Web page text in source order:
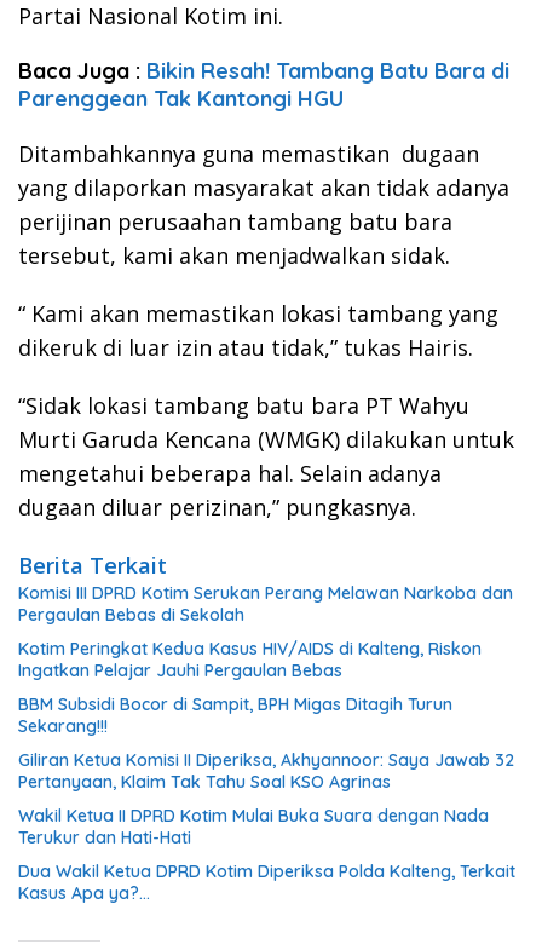
Partai Nasional Kotim ini.
Baca Juga : Bikin Resah! Tambang Batu Bara di
Parenggean Tak Kantongi HGU
Ditambahkannya guna memastikan dugaan
yang dilaporkan masyarakat akan tidak adanya
perijinan perusaahan tambang batu bara
tersebut, kami akan menjadwalkan sidak.
“ Kami akan memastikan lokasi tambang yang
dikeruk di luar izin atau tidak,” tukas Hairis.
“Sidak lokasi tambang batu bara PT Wahyu
Murti Garuda Kencana (WMGK) dilakukan untuk
mengetahui beberapa hal. Selain adanya
dugaan diluar perizinan,” pungkasnya.
Berita Terkait
Komisi III DPRD Kotim Serukan Perang Melawan Narkoba dan
Pergaulan Bebas di Sekolah
Kotim Peringkat Kedua Kasus HIV/AIDS di Kalteng, Riskon
Ingatkan Pelajar Jauhi Pergaulan Bebas
BBM Subsidi Bocor di Sampit, BPH Migas Ditagih Turun
Sekarang!!!
Giliran Ketua Komisi II Diperiksa, Akhyannoor: Saya Jawab 32
Pertanyaan, Klaim Tak Tahu Soal KSO Agrinas
Wakil Ketua II DPRD Kotim Mulai Buka Suara dengan Nada
Terukur dan Hati-Hati
Dua Wakil Ketua DPRD Kotim Diperiksa Polda Kalteng, Terkait
Kasus Apa ya?…